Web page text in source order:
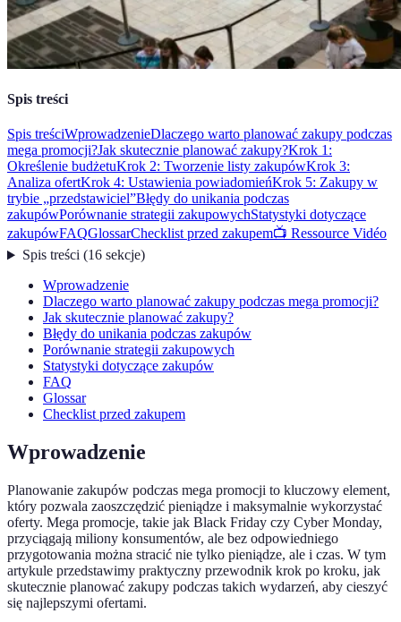
Spis treści
Spis treściWprowadzenieDlaczego warto planować zakupy podczas
mega promocji?Jak skutecznie planować zakupy?Krok 1:
Określenie budżetuKrok 2: Tworzenie listy zakupówKrok 3:
Analiza ofertKrok 4: Ustawienia powiadomieńKrok 5: Zakupy w
trybie „przedstawiciel”Błędy do unikania podczas
zakupówPorównanie strategii zakupowychStatystyki dotyczące
zakupówFAQGlossarChecklist przed zakupem📺 Ressource Vidéo
Spis treści(16 sekcje)
Wprowadzenie
Dlaczego warto planować zakupy podczas mega promocji?
Jak skutecznie planować zakupy?
Błędy do unikania podczas zakupów
Porównanie strategii zakupowych
Statystyki dotyczące zakupów
FAQ
Glossar
Checklist przed zakupem
Wprowadzenie
Planowanie zakupów podczas mega promocji to kluczowy element,
który pozwala zaoszczędzić pieniądze i maksymalnie wykorzystać
oferty. Mega promocje, takie jak Black Friday czy Cyber Monday,
przyciągają miliony konsumentów, ale bez odpowiedniego
przygotowania można stracić nie tylko pieniądze, ale i czas. W tym
artykule przedstawimy praktyczny przewodnik krok po kroku, jak
skutecznie planować zakupy podczas takich wydarzeń, aby cieszyć
się najlepszymi ofertami.